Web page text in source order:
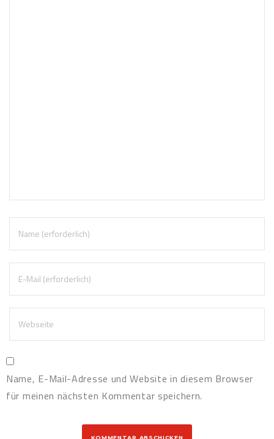
Name, E-Mail-Adresse und Website in diesem Browser
für meinen nächsten Kommentar speichern.